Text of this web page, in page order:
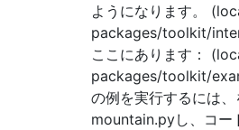
ようになります。
packages/toolkit/
ここにあります：
packages/toolkit/
の例を実行するには
mountain.pyし、コー